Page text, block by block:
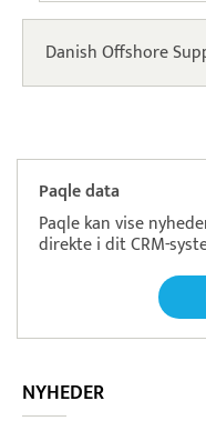
Danish Offshore
Paqle data
Paqle kan vise
direkte i dit CRM-
NYHEDER